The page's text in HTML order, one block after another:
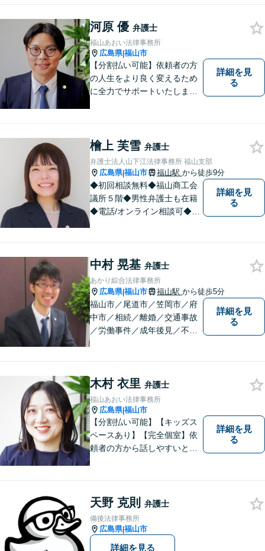
河原 優 弁護士
福山あおい法律事務所
広島県|福山市
【分割払い可能】依頼者の方
の人生をより良く変えるため
に全力でサポートいたしま
詳細を見
る
檜上 芙雪 弁護士
弁護士法人山下江法律事務所 福山支部
広島県|福山市 福山駅 から徒歩9分
◆初回相談無料◆福山商工会
議所５階◆男性弁護士も在籍
◆電話/オンライン相談可◆離
話しにくいことも安心してご
相談ください。あなたの気持
ちに寄り添い、丁寧にお応え
します。
詳細を見
る
中村 晃基 弁護士
あかり綜合法律事務所
広島県|福山市 福山駅 から徒歩5分
福山市／尾道市／笠岡市／府
中市／相続／離婚／交通事故
／労働事件／成年後見／不動
綜合法律事務所／T）０８４－
９８３－２３６０／F）０８４
ー９８３－２３６１
詳細を見
る
木村 衣里 弁護士
福山あおい法律事務所
広島県|福山市
【分割払い可能】【キッズス
ペースあり】【完全個室】依
頼者の方から話しやすいと定
相談ください。
詳細を見
る
天野 克則 弁護士
備後法律事務所
広島県|福山市
詳細を見る